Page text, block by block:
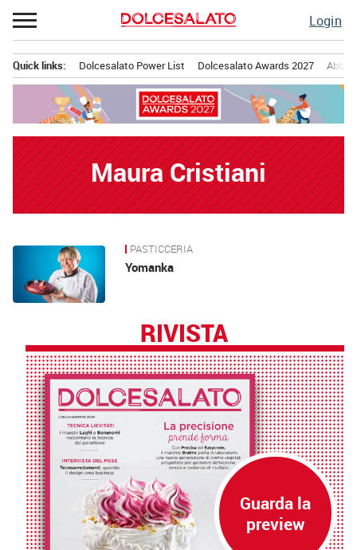
Passa
al
Login
principale
Quick links: Dolcesalato Power List Dolcesalato Awards 2027
Maura Cristiani
News PASTICCERIA
Yomanka
RIVISTA